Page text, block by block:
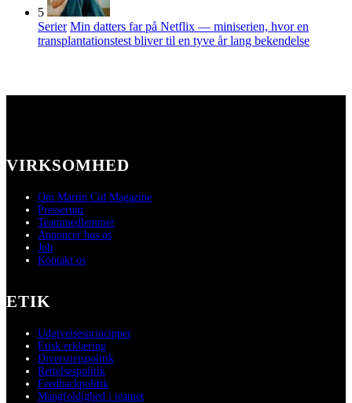
5
Serier Min datters far på Netflix — miniserien, hvor en
transplantationstest bliver til en tyve år lang bekendelse
VIRKSOMHED
Om Martin Cid Magazine
Presserum
Teammedlemmer
Annoncer hos os
Job
Kontakt os
ETIK
Udgivelsesprincipper
Etisk erklæring
Diversitetspolitik
Rettelsespolitik
Feedbackpolitik
Mangfoldighed i teamet